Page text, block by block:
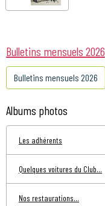
Bulletins mensuels 2026
Bulletins mensuels 2026
Albums photos
Les adhérents
Quelques voitures du Club...
Nos restaurations...